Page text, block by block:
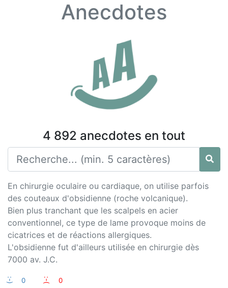
Anecdotes
4 892 anecdotes en tout
En chirurgie oculaire ou cardiaque, on utilise parfois
des couteaux d'obsidienne (roche volcanique).
Bien plus tranchant que les scalpels en acier
conventionnel, ce type de lame provoque moins de
cicatrices et de réactions allergiques.
L'obsidienne fut d'ailleurs utilisée en chirurgie dès
7000 av. J.C.
:-) 0 :-(
0